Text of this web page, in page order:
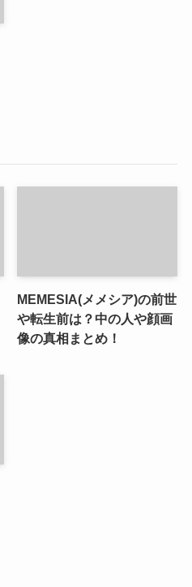
MEMESIA(メメシア)の前世
や転生前は？中の人や顔画
像の真相まとめ！